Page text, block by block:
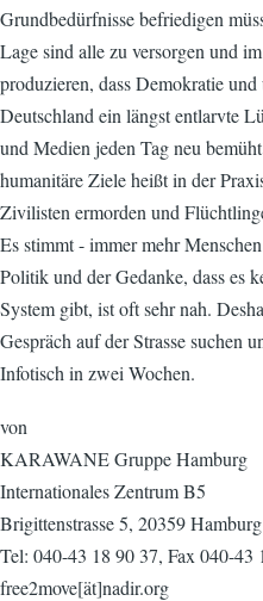
Grundbedürfnisse befriedigen
Lage sind alle zu versorgen und
produzieren, dass Demokratie
Deutschland ein längst entlarvte
und Medien jeden Tag neu
humanitäre Ziele heißt in der
Zivilisten ermorden und
Es stimmt - immer mehr
Politik und der Gedanke, dass es
System gibt, ist oft sehr nah.
Gespräch auf der Strasse suchen
Infotisch in zwei Wochen.
von
KARAWANE Gruppe Hamburg
Internationales Zentrum B5
Brigittenstrasse 5, 20359 Hamburg
Tel: 040-43 18 90 37, Fax 040-43
free2move[ät]nadir.org